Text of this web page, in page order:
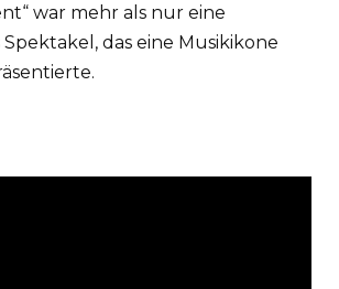
war mehr als nur eine
das eine Musikikone